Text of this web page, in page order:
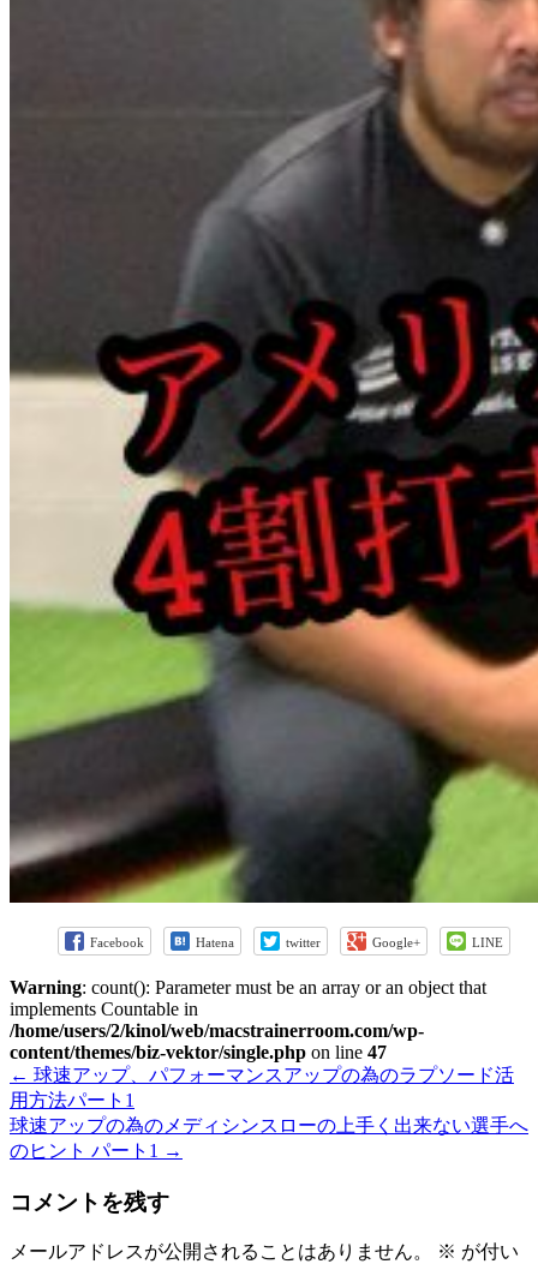
Facebook Hatena twitter Google+ LINE
Warning: count(): Parameter must be an array or an object that
implements Countable in
/home/users/2/kinol/web/macstrainerroom.com/wp-
content/themes/biz-vektor/single.php on line 47
← 球速アップ、パフォーマンスアップの為のラプソード活
用方法パート1
球速アップの為のメディシンスローの上手く出来ない選手へ
のヒント パート1 →
コメントを残す
メールアドレスが公開されることはありません。 ※ が付い